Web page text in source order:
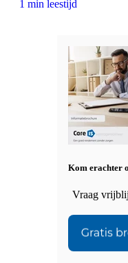
1 min leestijd
Kom erachter
Vraag